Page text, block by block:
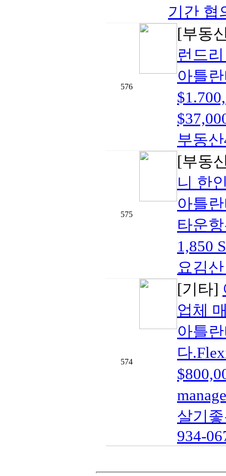
기간 협
576
[부동
런드
아틀
부동
575
[부동
니 한
아틀
타운
1,850
요김
574
[기타]
업체
아틀
다
살기
934-